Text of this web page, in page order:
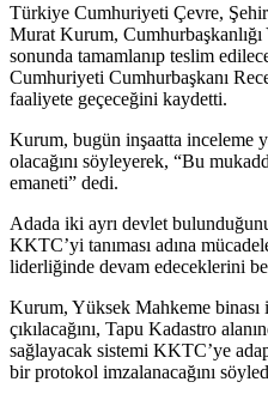
Türkiye Cumhuriyeti Çevre,
Murat Kurum, Cumhurbaşkanlığı
sonunda tamamlanıp teslim
Cumhuriyeti Cumhurbaşkanı
faaliyete geçeceğini kaydetti.
Kurum, bugün inşaatta inceleme
olacağını söyleyerek, “Bu
emaneti” dedi.
Adada iki ayrı devlet
KKTC’yi tanıması adına
liderliğinde devam edeceklerini
Kurum, Yüksek Mahkeme
çıkılacağını, Tapu Kadastro
sağlayacak sistemi KKTC’ye
bir protokol imzalanacağını